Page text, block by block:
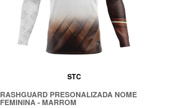
STC
RASHGUARD PRESONALIZADA NOME
FEMININA - MARROM